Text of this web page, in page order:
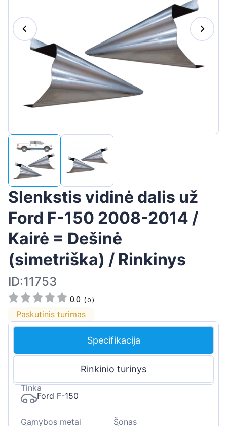
Hrvatski
Português
Latvian
Slenkstis vidinė dalis už
Ford F-150 2008-2014 /
Kairė = Dešinė
(simetriška) / Rinkinys
ID:11753
0.0 (0 )
Paskutinis turimas
Specifikacija
Rinkinio turinys
Tinka
Ford F-150
Gamybos metai
Šonas